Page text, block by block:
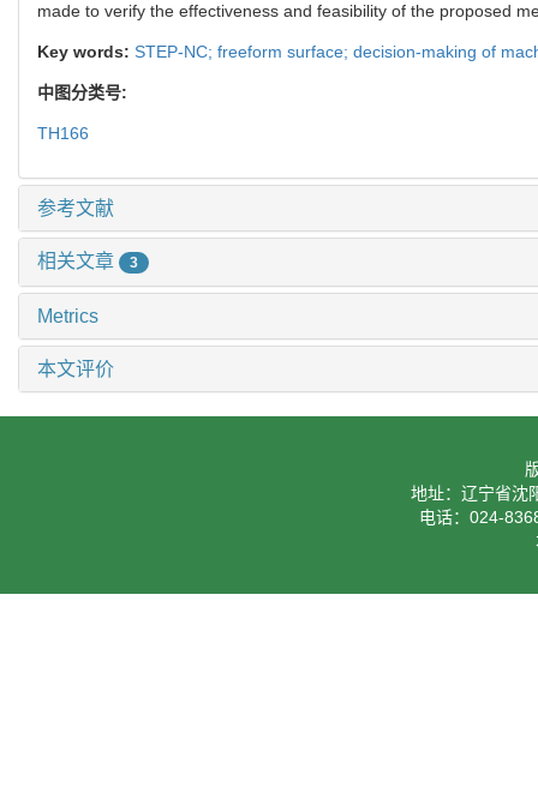
made to verify the effectiveness and feasibility of the proposed
Key words: STEP-NC; freeform surface; decision-making of
中图分类号:
TH166
参考文献
相关文章 3
Metrics
本文评价
地址：辽宁省沈
电话：024-